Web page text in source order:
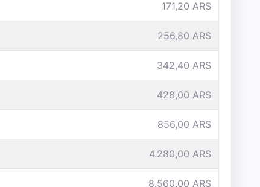
171,20 ARS
256,80 ARS
342,40 ARS
428,00 ARS
856,00 ARS
4.280,00 ARS
8.560,00 ARS